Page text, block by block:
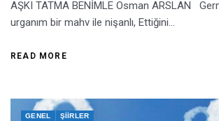
AŞKI TATMA BENİMLE Osman ARSLAN
urganım bir mahv ile nişanlı, Ettiğini...
READ MORE
GENEL ŞIIRLER